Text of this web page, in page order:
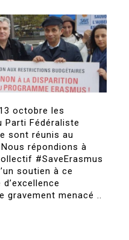
octobre les
Parti Fédéraliste
sont réunis au
répondions à
#SaveErasmus
soutien à ce
gravement menacé ..